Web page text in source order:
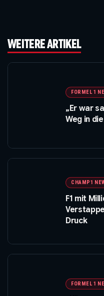
WEITERE ARTIKEL
FORMEL 1
„Er war
Weg in die
CHAMP1
F1 mit
Druck
FORMEL 1